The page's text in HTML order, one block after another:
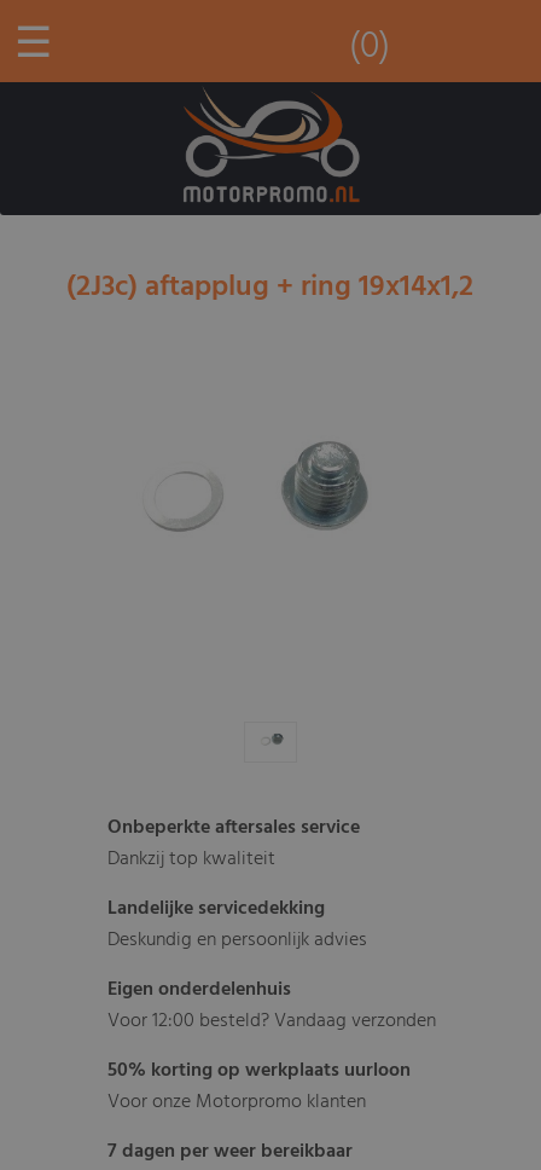
☰ (0)
(2J3c) aftapplug + ring 19x14x1,2
Onbeperkte aftersales service
Dankzij top kwaliteit
Landelijke servicedekking
Deskundig en persoonlijk advies
Eigen onderdelenhuis
Voor 12:00 besteld? Vandaag verzonden
50% korting op werkplaats uurloon
Voor onze Motorpromo klanten
7 dagen per weer bereikbaar